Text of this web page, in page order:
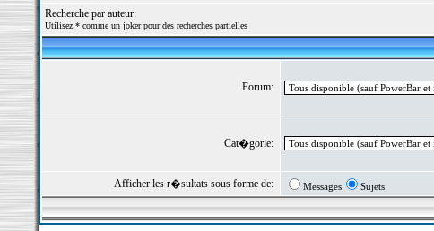
Recherche par auteur:
Utilisez * comme un joker pour des recherches partielles
Forum:
Cat�gorie:
Afficher les r�sultats sous forme de: Messages Sujets